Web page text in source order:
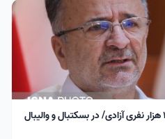
سالن ۱۸ هزار نفری به جای سالن ۱۲ هزار نفری آزادی/ در بسکتبال و والیبال